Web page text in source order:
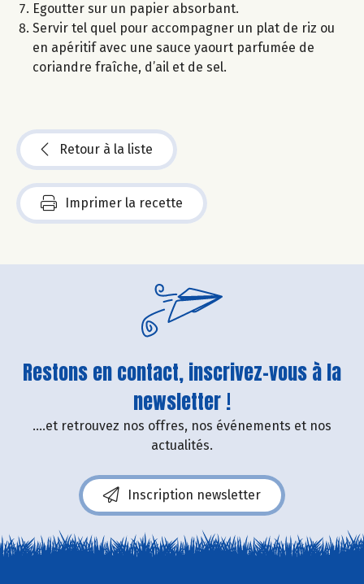
Egoutter sur un papier absorbant.
Servir tel quel pour accompagner un plat de riz ou
en apéritif avec une sauce yaourt parfumée de
coriandre fraîche, d’ail et de sel.
Retour à la liste
Imprimer la recette
Restons en contact, inscrivez-vous à la
newsletter !
....et retrouvez nos offres, nos événements et nos
actualités.
Inscription newsletter